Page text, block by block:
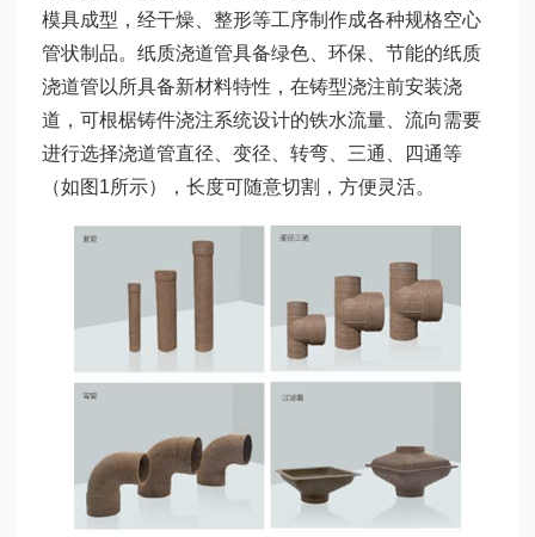
模具成型，经干燥、整形等工序制作成各种规格空心
管状制品。纸质浇道管具备绿色、环保、节能的纸质
浇道管以所具备新材料特性，在铸型浇注前安装浇
道，可根椐铸件浇注系统设计的铁水流量、流向需要
进行选择浇道管直径、变径、转弯、三通、四通等
（如图1所示），长度可随意切割，方便灵活。